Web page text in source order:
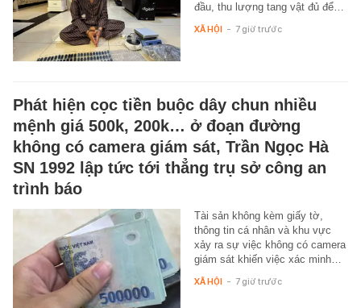
đầu, thu lượng tang vật đủ để…
XÃ HỘI - 7 giờ trước
Phát hiện cọc tiền buộc dây chun nhiều
mệnh giá 500k, 200k… ở đoạn đường
không có camera giám sát, Trần Ngọc Hà
SN 1992 lập tức tới thẳng trụ sở công an
trình báo
Tài sản không kèm giấy tờ,
thông tin cá nhân và khu vực
xảy ra sự việc không có camera
giám sát khiến việc xác minh…
XÃ HỘI - 7 giờ trước